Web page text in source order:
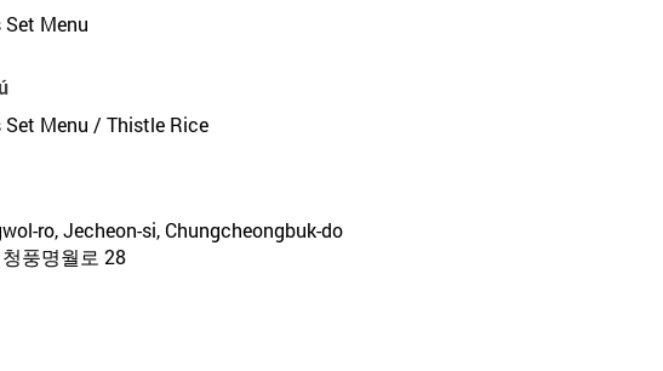
Menu
Menu / Thistle Rice
ro, Jecheon-si, Chungcheongbuk-do
풍명월로 28